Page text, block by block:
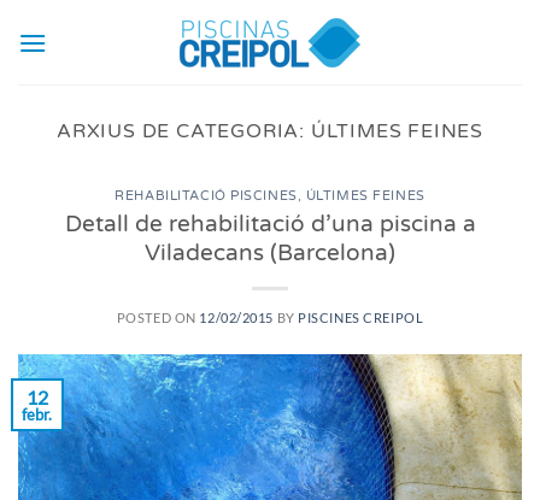
ARXIUS DE CATEGORIA: ÚLTIMES FEINES
REHABILITACIÓ PISCINES, ÚLTIMES FEINES
Detall de rehabilitació d’una piscina a
Viladecans (Barcelona)
POSTED ON 12/02/2015 BY PISCINES CREIPOL
12
febr.